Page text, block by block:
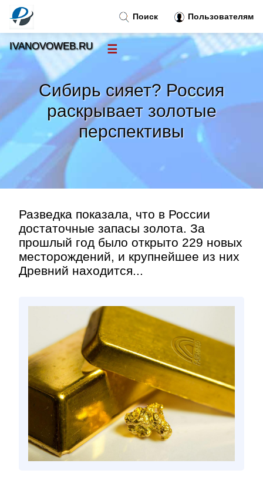
Сибирь сияет? Россия
раскрывает золотые
перспективы
Разведка показала, что в России
достаточные запасы золота. За
прошлый год было открыто 229 новых
месторождений, и крупнейшее из них
Древний находится...
Поиск Пользователям
IVANOVOWEB.RU ☰
Новости
Тренды новостей»
»
Правила »